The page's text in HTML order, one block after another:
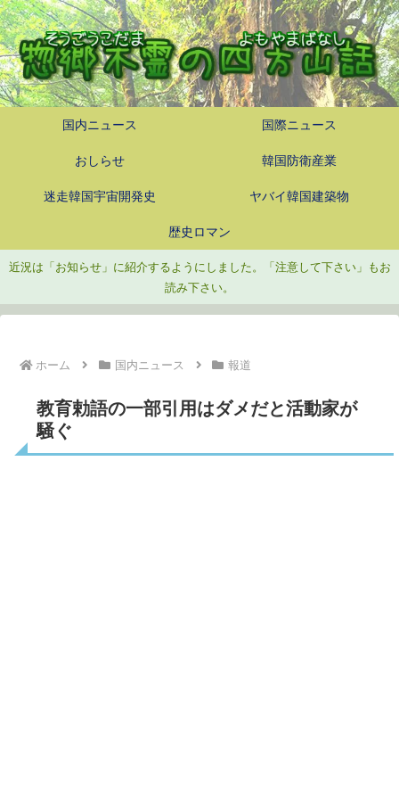
国内ニュース 国際ニュース
おしらせ 韓国防衛産業
迷走韓国宇宙開発史 ヤバイ韓国建築物
歴史ロマン
近況は「お知らせ」に紹介するようにしました。「注意して下さい」もお
読み下さい。
ホーム 国内ニュース 報道
教育勅語の一部引用はダメだと活動家が
騒ぐ